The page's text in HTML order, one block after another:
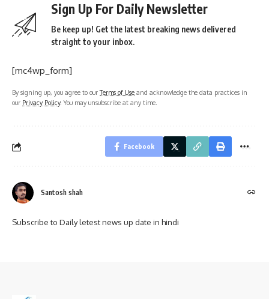
Sign Up For Daily Newsletter
Be keep up! Get the latest breaking news delivered
straight to your inbox.
[mc4wp_form]
By signing up, you agree to ourTerms of Use and acknowledge the data practices in
our Privacy Policy. You may unsubscribe at any time.
Facebook
Santosh shah
Subscribe to Daily letest news up date in hindi